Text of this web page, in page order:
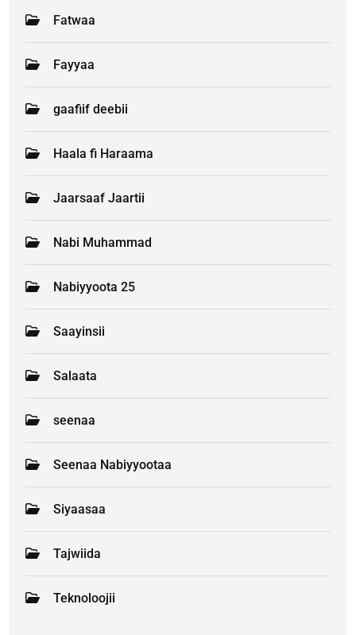
Fatwaa
Fayyaa
gaafiif deebii
Haala fi Haraama
Jaarsaaf Jaartii
Nabi Muhammad
Nabiyyoota 25
Saayinsii
Salaata
seenaa
Seenaa Nabiyyootaa
Siyaasaa
Tajwiida
Teknoloojii